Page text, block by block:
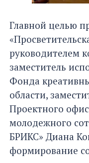
Главной целью
руководителем
заместитель
Фонда
области,
Проектного
молодежного
БРИКС» Диана
формирование